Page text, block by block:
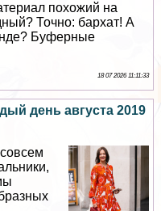
похожий на
Точно: бархат! А
Буферные
18 07 2026 11:11:33
день августа 2019